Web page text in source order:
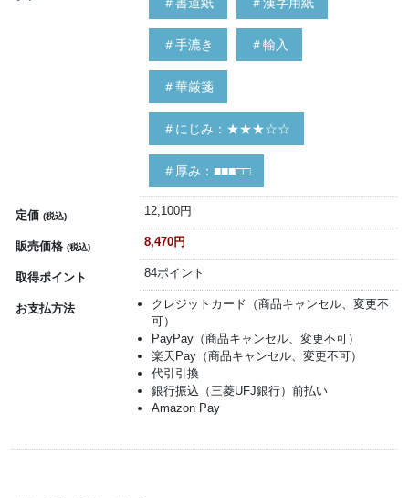
＃書道紙 ＃漢字用紙
＃手漉き ＃輸入
＃華厳箋
＃にじみ：★★★☆☆
＃厚み：■■■□□
定価 (税込) 12,100円
販売価格 (税込) 8,470円
取得ポイント 84ポイント
お支払方法
クレジットカード（商品キャンセル、変更不
可）
PayPay（商品キャンセル、変更不可）
楽天Pay（商品キャンセル、変更不可）
代引引換
銀行振込（三菱UFJ銀行）前払い
Amazon Pay